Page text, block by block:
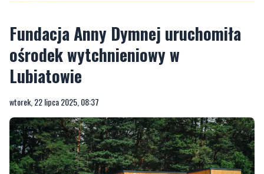
Lubiatowie
wtorek, 22 lipca 2025, 08:37